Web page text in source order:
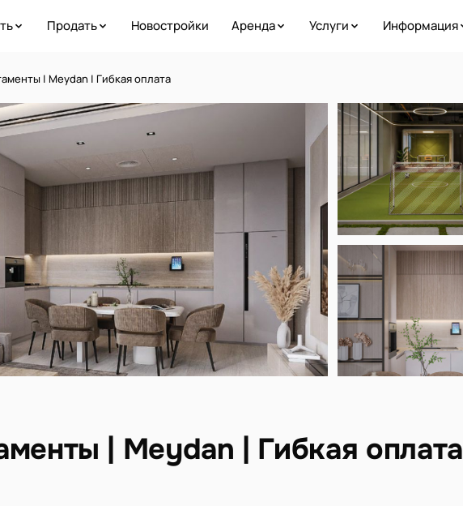
Продать Новостройки Аренда Услуги Информация
| Meydan | Гибкая оплата
| Meydan | Гибкая оплата